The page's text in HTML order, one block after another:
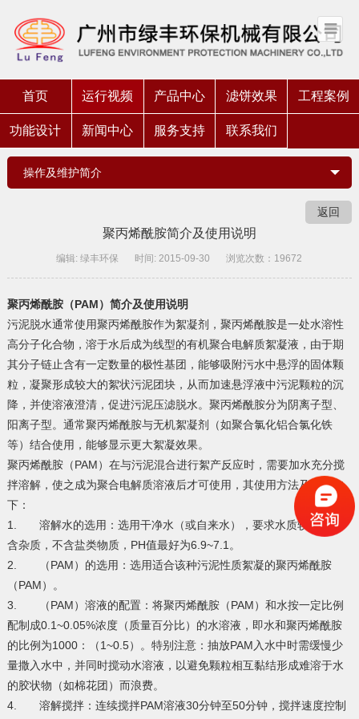
首页 运行视频 产品中心 滤饼效果 工程案例
功能设计 新闻中心 服务支持 联系我们
操作及维护简介
返回
聚丙烯酰胺简介及使用说明
编辑: 绿丰环保 时间: 2015-09-30 浏览次数：19672
聚丙烯酰胺（PAM）简介及使用说明
污泥脱水通常使用聚丙烯酰胺作为絮凝剂，聚丙烯酰胺是一处水溶性
高分子化合物，溶于水后成为线型的有机聚合电解质絮凝液，由于期
其分子链止含有一定数量的极性基团，能够吸附污水中悬浮的固体颗
粒，凝聚形成较大的絮状污泥团块，从而加速悬浮液中污泥颗粒的沉
降，并使溶液澄清，促进污泥压滤脱水。聚丙烯酰胺分为阴离子型、
阳离子型。通常聚丙烯酰胺与无机絮凝剂（如聚合氯化铝合氯化铁
等）结合使用，能够显示更大絮凝效果。
聚丙烯酰胺（PAM）在与污泥混合进行絮产反应时，需要加水充分搅
拌溶解，使之成为聚合电解质溶液后才可使用，其使用方法及步骤如
下：
1. 溶解水的选用：选用干净水（或自来水），要求水质较好，不
含杂质，不含盐类物质，PH值最好为6.9~7.1。
2. （PAM）的选用：选用适合该种污泥性质絮凝的聚丙烯酰胺
（PAM）。
3. （PAM）溶液的配置：将聚丙烯酰胺（PAM）和水按一定比例
配制成0.1~0.05%浓度（质量百分比）的水溶液，即水和聚丙烯酰胺
的比例为1000：（1~0.5）。特别注意：抽放PAM入水中时需缓慢少
量撒入水中，并同时搅动水溶液，以避免颗粒相互黏结形成难溶于水
的胶状物（如棉花团）而浪费。
4. 溶解搅拌：连续搅拌PAM溶液30分钟至50分钟，搅拌速度控制